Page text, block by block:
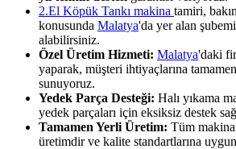
2.El Köpük Tankı makina tamiri,
konusunda Malatya'da yer alan
alabilirsiniz.
Özel Üretim Hizmeti: Malatya'daki
yaparak, müşteri ihtiyaçlarına
sunuyoruz.
Yedek Parça Desteği: Halı yıkama
yedek parçaları için eksiksiz destek
Tamamen Yerli Üretim: Tüm
üretimdir ve kalite standartlarına